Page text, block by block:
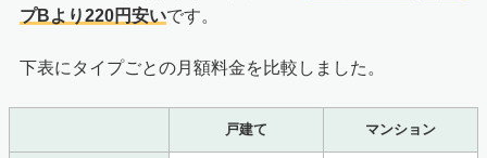
プBより220円安いです。
下表にタイプごとの月額料金を比較しました。
戸建て マンション